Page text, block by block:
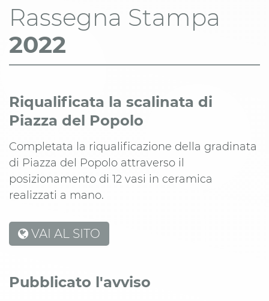
Rassegna Stampa
2022
Riqualificata la scalinata di
Piazza del Popolo
Completata la riqualificazione della gradinata
di Piazza del Popolo attraverso il
posizionamento di 12 vasi in ceramica
realizzati a mano.
VAI AL SITO
Pubblicato l'avviso